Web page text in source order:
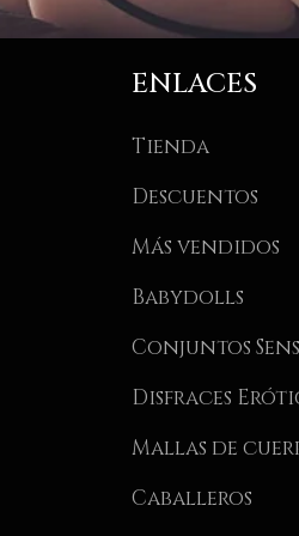
ENLACES
Tienda
Descuentos
Más vendidos
Babydolls
Conjuntos
Disfraces
Mallas de
Caballeros